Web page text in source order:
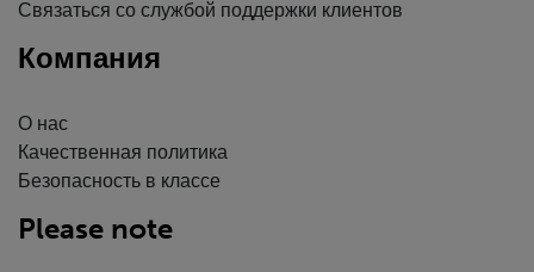
Связаться со службой поддержки клиентов
Компания
О нас
Качественная политика
Безопасность в классе
Please note